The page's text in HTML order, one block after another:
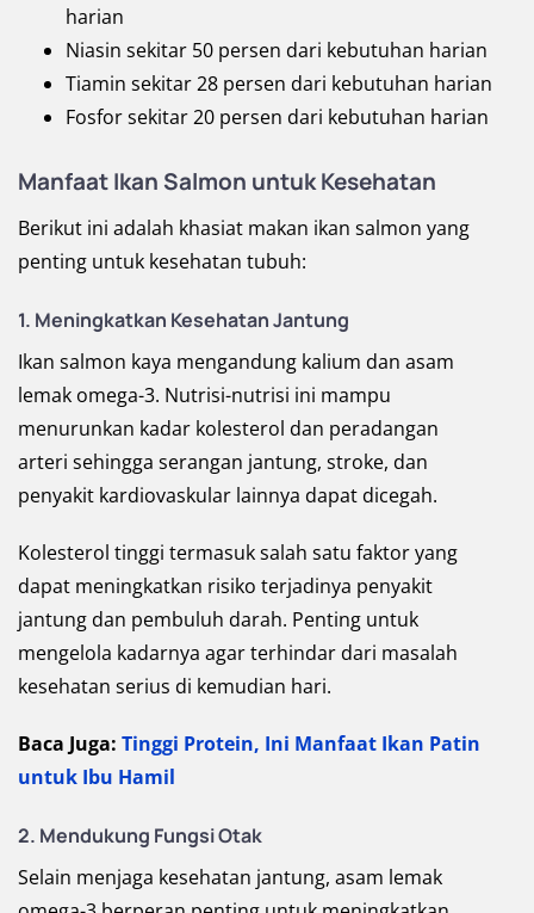
harian
Niasin sekitar 50 persen dari kebutuhan harian
Tiamin sekitar 28 persen dari kebutuhan harian
Fosfor sekitar 20 persen dari kebutuhan harian
Manfaat Ikan Salmon untuk Kesehatan
Berikut ini adalah khasiat makan ikan salmon yang
penting untuk kesehatan tubuh:
1. Meningkatkan Kesehatan Jantung
Ikan salmon kaya mengandung kalium dan asam
lemak omega-3. Nutrisi-nutrisi ini mampu
menurunkan kadar kolesterol dan peradangan
arteri sehingga serangan jantung, stroke, dan
penyakit kardiovaskular lainnya dapat dicegah.
Kolesterol tinggi termasuk salah satu faktor yang
dapat meningkatkan risiko terjadinya penyakit
jantung dan pembuluh darah. Penting untuk
mengelola kadarnya agar terhindar dari masalah
kesehatan serius di kemudian hari.
Baca Juga: Tinggi Protein, Ini Manfaat Ikan Patin
untuk Ibu Hamil
2. Mendukung Fungsi Otak
Selain menjaga kesehatan jantung, asam lemak